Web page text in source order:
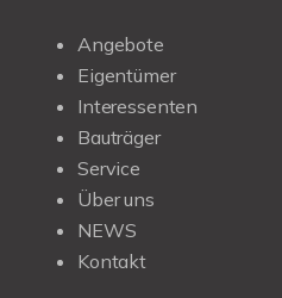
Angebote
Eigentümer
Interessenten
Bauträger
Service
Über uns
NEWS
Kontakt